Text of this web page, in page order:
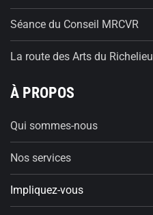
Séance du Conseil MRCVR
La route des Arts du Richelieu
À PROPOS
Qui sommes-nous
Nos services
Impliquez-vous